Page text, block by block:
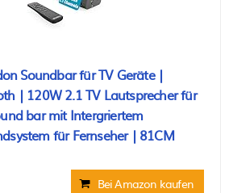
Soundbar für TV Geräte |
| 120W 2.1 TV Lautsprecher für
bar mit Intergriertem
für Fernseher | 81CM
Bei Amazon kaufen